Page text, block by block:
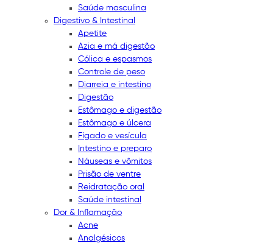
Saúde masculina
Digestivo & Intestinal
Apetite
Azia e má digestão
Cólica e espasmos
Controle de peso
Diarreia e intestino
Digestão
Estômago e digestão
Estômago e úlcera
Fígado e vesícula
Intestino e preparo
Náuseas e vômitos
Prisão de ventre
Reidratação oral
Saúde intestinal
Dor & Inflamação
Acne
Analgésicos